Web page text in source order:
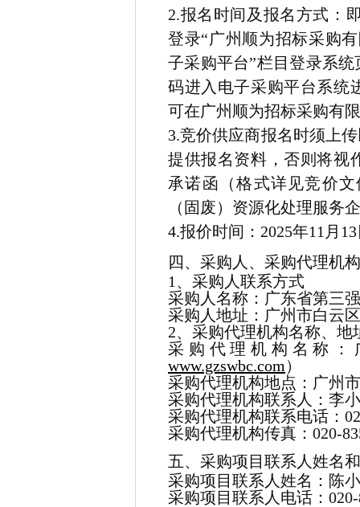
2.报名时间及报名方式：
登录“广州顺为招标采购
子采购平台”栏目登录系统
码进入 电子采购平台系统
可在广州顺为招标采购有
3.竞价供应商报名时须上
提供报名资料，否则将视
承诺函（格式详见竞价
（固废）资源化处理服务
4.报价时间：2025年11月
四、采购人、采购代理机
1、采购人联系方式
采购人名称：广东省第三
采购人地址：广州市白云
2、采购代理机构名称、地
采购代理机构名称：
www.gzswbc.com ）
采购代理机构地点：广州
采购代理机构联系人：李
采购代理机构联系电话：
采购代理机构传真：020-
五、采购项目联系人姓名
采购项目联系人姓名：陈
采购项目联系人电话：020-